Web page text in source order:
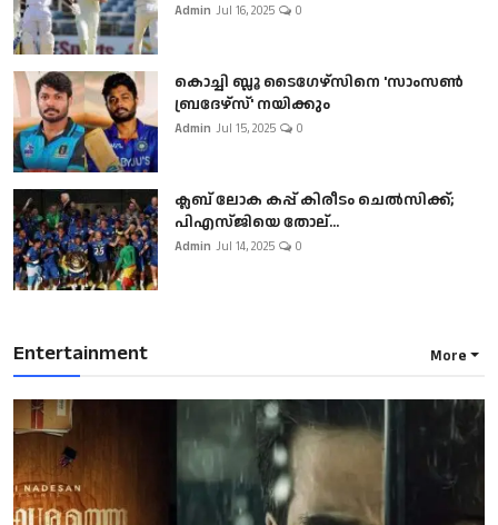
Admin Jul 16, 2025 0
കൊച്ചി ബ്ലൂ ടൈഗേഴ്സിനെ 'സാംസൺ
ബ്രദേഴ്സ്' നയിക്കും
Admin Jul 15, 2025 0
ക്ലബ് ലോക കപ്പ് കിരീടം ചെല്‍സിക്ക്;
പിഎസ്ജിയെ തോല്...
Admin Jul 14, 2025 0
Entertainment More